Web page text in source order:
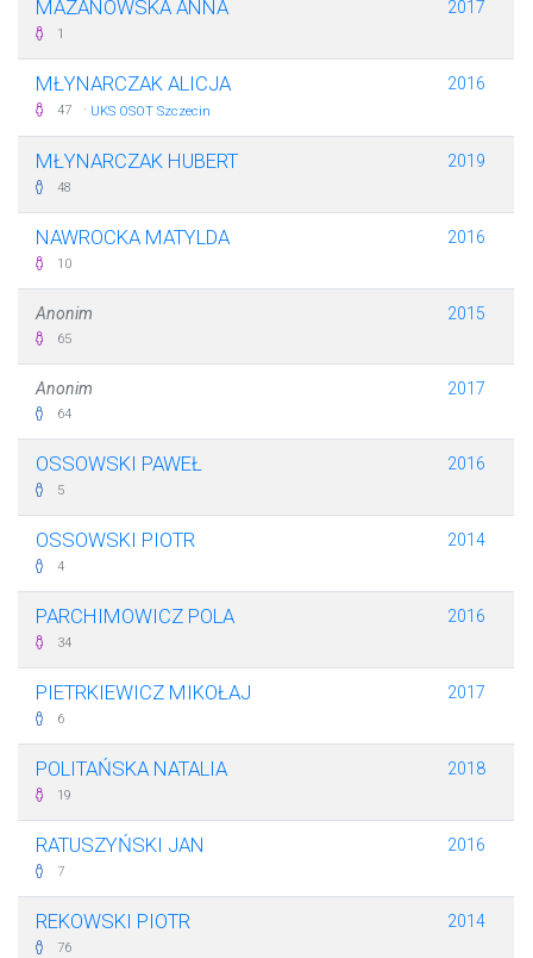
MAZANOWSKA ANNA
1
2017
MŁYNARCZAK ALICJA
47 · UKS OSOT Szczecin
2016
MŁYNARCZAK HUBERT
48
2019
NAWROCKA MATYLDA
10
2016
Anonim
65
2015
Anonim
64
2017
OSSOWSKI PAWEŁ
5
2016
OSSOWSKI PIOTR
4
2014
PARCHIMOWICZ POLA
34
2016
PIETRKIEWICZ MIKOŁAJ
6
2017
POLITAŃSKA NATALIA
19
2018
RATUSZYŃSKI JAN
7
2016
REKOWSKI PIOTR
76
2014